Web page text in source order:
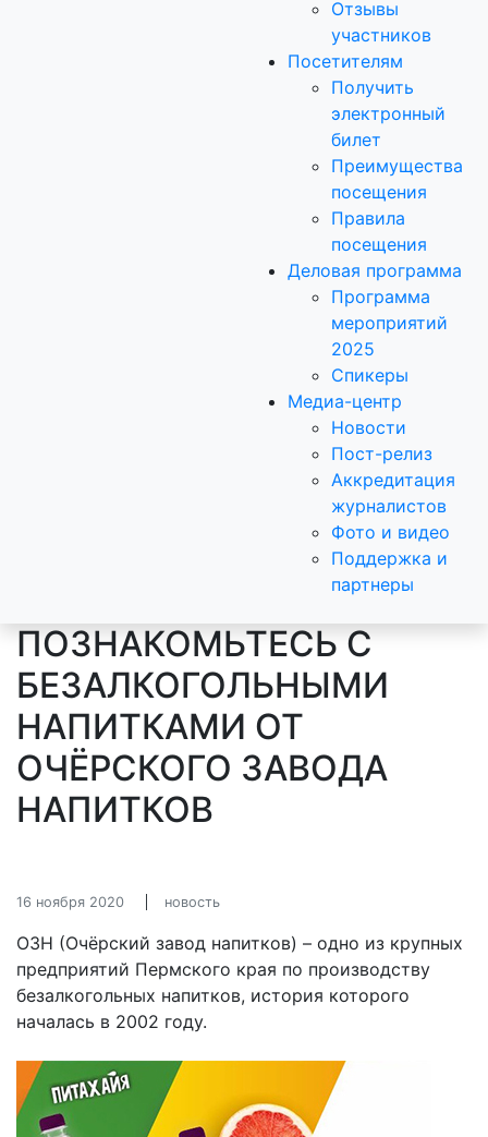
Отзывы
участников
Посетителям
Получить
электронный
билет
Преимущества
посещения
Правила
посещения
Деловая программа
Программа
мероприятий
2025
Спикеры
Медиа-центр
Новости
Пост-релиз
Аккредитация
журналистов
Фото и видео
Поддержка и
партнеры
ПОЗНАКОМЬТЕСЬ С
БЕЗАЛКОГОЛЬНЫМИ
НАПИТКАМИ ОТ
ОЧЁРСКОГО ЗАВОДА
НАПИТКОВ
16 ноября 2020 новость
ОЗН (Очёрский завод напитков) – одно из крупных
предприятий Пермского края по производству
безалкогольных напитков, история которого
началась в 2002 году.